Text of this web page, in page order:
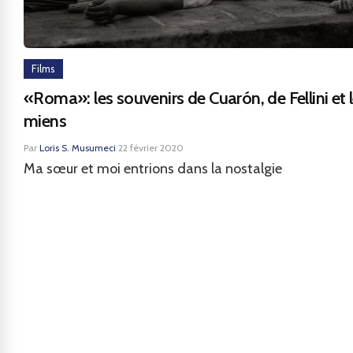
Films
«Roma»: les souvenirs de Cuarón, de Fellini et
miens
Par Loris S. Musumeci·22 février 2020
Ma sœur et moi entrions dans la nostalgie